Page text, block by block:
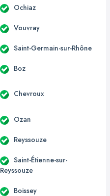
Ochiaz
Vouvray
Saint-Germain-sur-Rhône
Boz
Chevroux
Ozan
Reyssouze
Saint-Étienne-sur-
Reyssouze
Boissey